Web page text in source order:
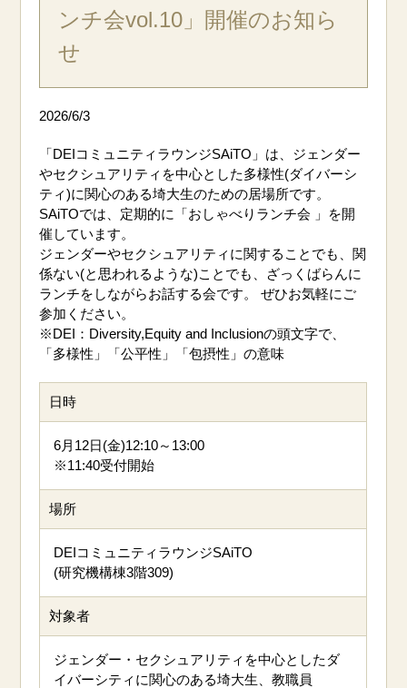
ンチ会vol.10」開催のお知ら
せ
2026/6/3
「DEIコミュニティラウンジSAiTO」は、ジェンダー
やセクシュアリティを中心とした多様性(ダイバーシ
ティ)に関心のある埼大生のための居場所です。
SAiTOでは、定期的に「おしゃべりランチ会 」を開
催しています。
ジェンダーやセクシュアリティに関することでも、関
係ない(と思われるような)ことでも、ざっくばらんに
ランチをしながらお話する会です。 ぜひお気軽にご
参加ください。
※DEI：Diversity,Equity and Inclusionの頭文字で、
「多様性」「公平性」「包摂性」の意味
日時
6月12日(金)12:10～13:00
※11:40受付開始
場所
DEIコミュニティラウンジSAiTO
(研究機構棟3階309)
対象者
ジェンダー・セクシュアリティを中心としたダ
イバーシティに関心のある埼大生、教職員